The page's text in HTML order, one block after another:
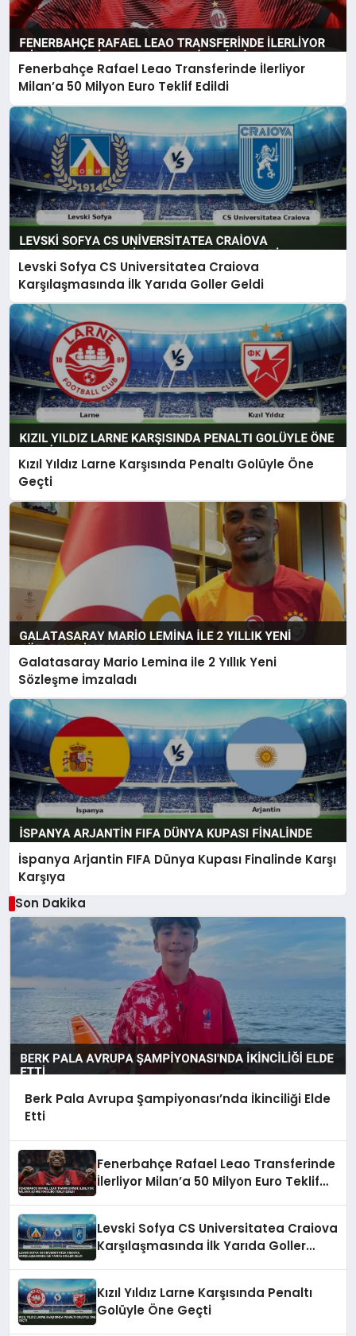
Fenerbahçe Rafael Leao Transferinde İlerliyor
Milan’a 50 Milyon Euro Teklif Edildi
Levski Sofya CS Universitatea Craiova
Karşılaşmasında İlk Yarıda Goller Geldi
Kızıl Yıldız Larne Karşısında Penaltı Golüyle Öne
Geçti
Galatasaray Mario Lemina ile 2 Yıllık Yeni
Sözleşme İmzaladı
İspanya Arjantin FIFA Dünya Kupası Finalinde Karşı
Karşıya
Son Dakika
Berk Pala Avrupa Şampiyonası’nda İkinciliği Elde
Etti
Fenerbahçe Rafael Leao Transferinde
İlerliyor Milan’a 50 Milyon Euro Teklif
Levski Sofya CS Universitatea Craiova
Karşılaşmasında İlk Yarıda Goller
Kızıl Yıldız Larne Karşısında Penaltı
Golüyle Öne Geçti